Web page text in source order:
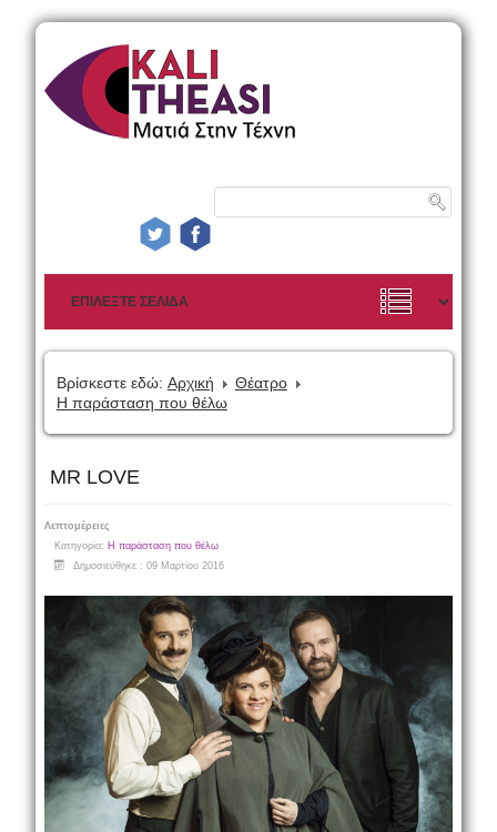
Βρίσκεστε εδώ: Αρχική
Θέατρο
Η παράσταση που θέλω
MR LOVE
Λεπτομέρειες
Κατηγορία: Η παράσταση που θέλω
Δημοσιεύθηκε : 09 Μαρτίου 2016